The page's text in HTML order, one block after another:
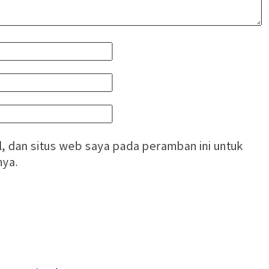
dan situs web saya pada peramban ini untuk